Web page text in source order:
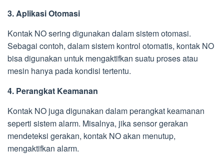
3. Aplikasi Otomasi
Kontak NO sering digunakan dalam sistem otomasi.
Sebagai contoh, dalam sistem kontrol otomatis, kontak NO
bisa digunakan untuk mengaktifkan suatu proses atau
mesin hanya pada kondisi tertentu.
4. Perangkat Keamanan
Kontak NO juga digunakan dalam perangkat keamanan
seperti sistem alarm. Misalnya, jika sensor gerakan
mendeteksi gerakan, kontak NO akan menutup,
mengaktifkan alarm.